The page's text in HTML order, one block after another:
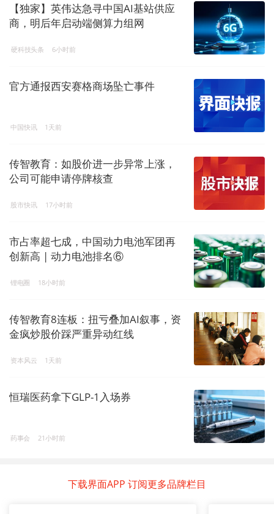
【独家】英伟达急寻中国AI基站供应
商，明后年启动端侧算力组网
硬科技头条 6小时前
官方通报西安赛格商场坠亡事件
中国快讯 1天前
传智教育：如股价进一步异常上涨，
公司可能申请停牌核查
股市快讯 17小时前
市占率超七成，中国动力电池军团再
创新高 | 动力电池排名⑥
锂电圈 18小时前
传智教育8连板：扭亏叠加AI叙事，资
金疯炒股价踩严重异动红线
资本风云 1天前
恒瑞医药拿下GLP-1入场券
药事会 21小时前
下载界面APP 订阅更多品牌栏目